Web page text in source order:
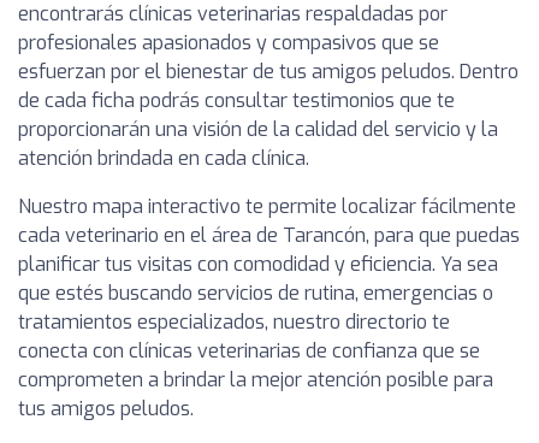
encontrarás clínicas veterinarias respaldadas por
profesionales apasionados y compasivos que se
esfuerzan por el bienestar de tus amigos peludos. Dentro
de cada ficha podrás consultar testimonios que te
proporcionarán una visión de la calidad del servicio y la
atención brindada en cada clínica.
Nuestro mapa interactivo te permite localizar fácilmente
cada veterinario en el área de Tarancón, para que puedas
planificar tus visitas con comodidad y eficiencia. Ya sea
que estés buscando servicios de rutina, emergencias o
tratamientos especializados, nuestro directorio te
conecta con clínicas veterinarias de confianza que se
comprometen a brindar la mejor atención posible para
tus amigos peludos.